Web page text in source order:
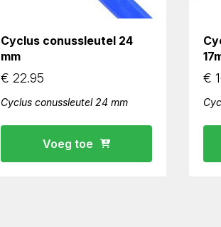
Cyclus conussleutel 24
mm
€ 22.95
Cyclus conussleutel 24 mm
Voeg toe
€